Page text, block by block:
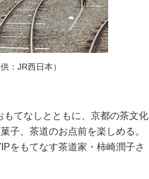
：JR西日本）
てなしとともに、京都の茶文化
子、茶道のお点前を楽しめる。
をもてなす茶道家・柿崎潤子さ